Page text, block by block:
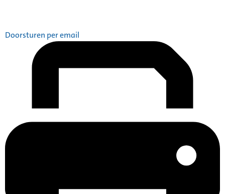
Doorsturen per email